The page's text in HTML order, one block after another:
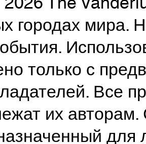
городах
только с
Все
их